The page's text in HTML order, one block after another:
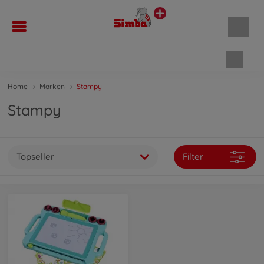
Home Marken Stampy
Stampy
Topseller Filter